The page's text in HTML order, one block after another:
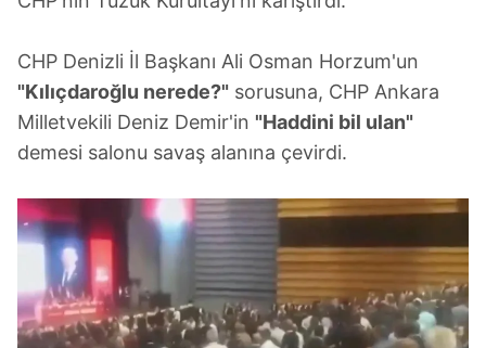
CHP Denizli İl Başkanı Ali Osman Horzum'un
"Kılıçdaroğlu nerede?" sorusuna, CHP Ankara
Milletvekili Deniz Demir'in "Haddini bil ulan"
demesi salonu savaş alanına çevirdi.